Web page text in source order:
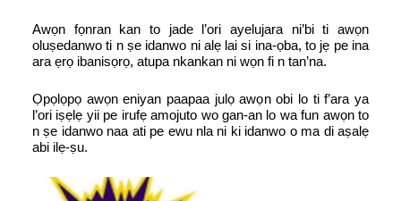
Awọn fọnran kan to jade l’ori ayelujara ni’bi ti awọn
oluṣedanwo ti n ṣe idanwo ni alẹ lai si ina-ọba, to jẹ pe ina
ara ẹrọ ibanisọrọ, atupa nkankan ni wọn fi n tan’na.
Ọpọlọpọ awọn eniyan paapaa julọ awọn obi lo ti f’ara ya
l’ori iṣẹlẹ yii pe irufẹ amojuto wo gan-an lo wa fun awọn to
n ṣe idanwo naa ati pe ewu nla ni ki idanwo o ma di aṣalẹ
abi ilẹ-ṣu.